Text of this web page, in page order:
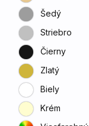
Šedý
Striebro
Čierny
Zlatý
Biely
Krém